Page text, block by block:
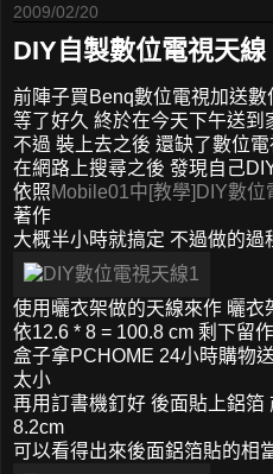
2009/02/20
DIY自製數位電視天線
前陣子買Benq數位電視加送
等了好久 終於在今天下午送到
不過 裝上去之後 還缺了數位
在網路上搜尋之後 發現自己
依照Mobile01中[教學]DIY數位
著作
大概半小時就搞定 不過做的過
使用曬衣架做的天線來作 曬
依12.6 * 8 = 100.8 cm 剩下留
盒子拿PCHOME 24小時購物
太小
再用訂書機釘好 後面貼上鋁箔
8.2cm
可以看得出來後面鋁箔貼的相